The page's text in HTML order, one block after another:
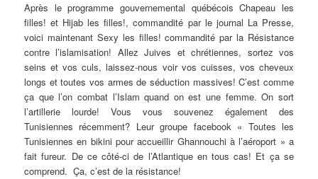
Après le programme gouvernemental québécois Chapeau les
filles! et Hijab les filles!, commandité par le journal La Presse,
voici maintenant Sexy les filles! commandité par la Résistance
contre l’islamisation! Allez Juives et chrétiennes, sortez vos
seins et vos culs, laissez-nous voir vos cuisses, vos cheveux
longs et toutes vos armes de séduction massives! C’est comme
ça que l’on combat l’Islam quand on est une femme. On sort
l’artillerie lourde! Vous vous souvenez également des
Tunisiennes récemment? Leur groupe facebook « Toutes les
Tunisiennes en bikini pour accueillir Ghannouchi à l’aéroport » a
fait fureur. De ce côté-ci de l’Atlantique en tous cas! Et ça se
comprend. Ça, c’est de la résistance!